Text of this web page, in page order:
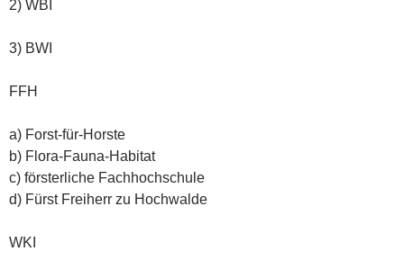
2) WBI
3) BWI
FFH
a) Forst-für-Horste
b) Flora-Fauna-Habitat
c) försterliche Fachhochschule
d) Fürst Freiherr zu Hochwalde
WKI